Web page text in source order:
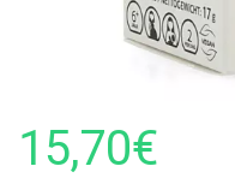
15,70€